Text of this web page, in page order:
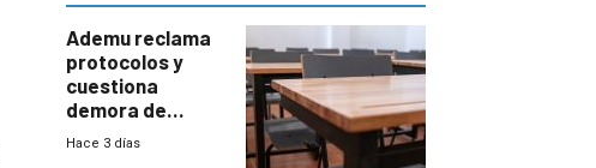
Ademu reclama
protocolos y
cuestiona
demora de
Primaria ante
Hace 3 días